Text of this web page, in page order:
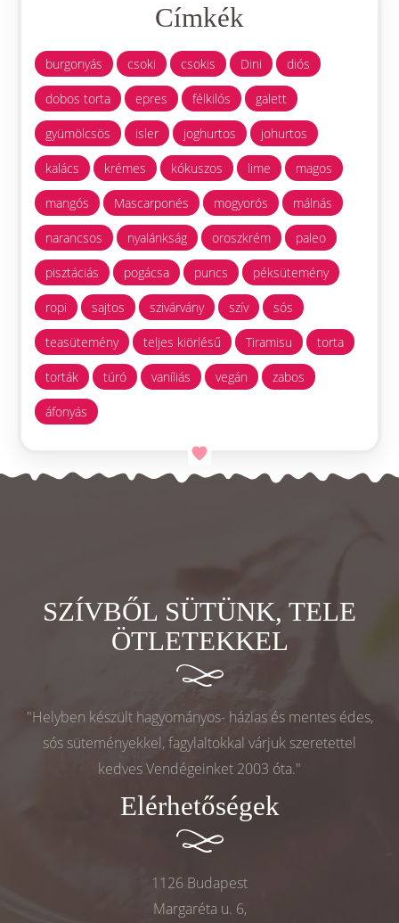
Címkék
burgonyás csoki csokis Dini diós
dobos torta epres félkilós galett
gyümölcsös isler joghurtos johurtos
kalács krémes kókuszos lime magos
mangós Mascarponés mogyorós málnás
narancsos nyalánkság oroszkrém paleo
pisztáciás pogácsa puncs péksütemény
ropi sajtos szivárvány szív sós
teasütemény teljes kiörlésű Tiramisu torta
torták túró vaníliás vegán zabos
áfonyás
SZÍVBŐL SÜTÜNK, TELE
ÖTLETEKKEL
"Helyben készült hagyományos- házias és mentes édes,
sós süteményekkel, fagylaltokkal várjuk szeretettel
kedves Vendégeinket 2003 óta."
Elérhetőségek
1126 Budapest
Margaréta u. 6,